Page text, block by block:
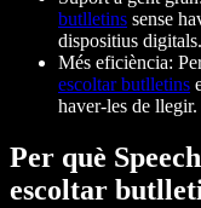
butlletins sense
dispositius digitals.
Més eficiència:
escoltar butlletins
haver-les de llegir.
Per què
escoltar